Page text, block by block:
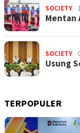
SOCIETY
Mentan
SOCIETY
Usung
TERPOPULER